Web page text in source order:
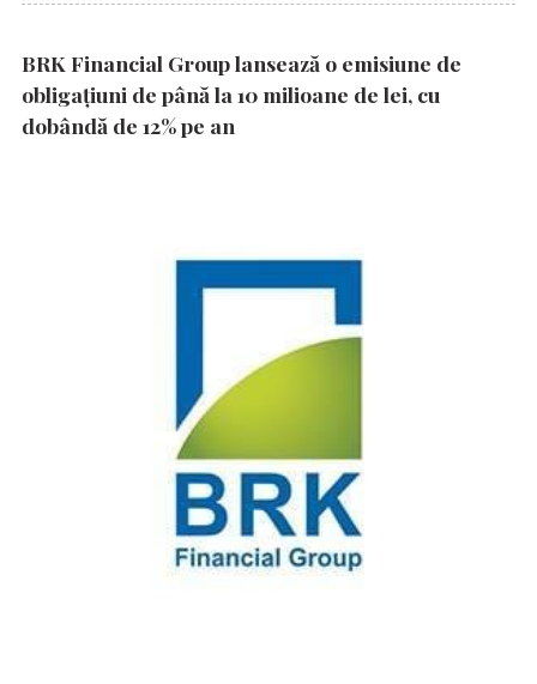
BRK Financial Group lansează o emisiune de
obligațiuni de până la 10 milioane de lei, cu
dobândă de 12% pe an